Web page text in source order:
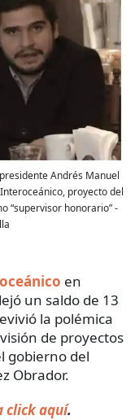
Andrés Manuel
proyecto del
“supervisor honorario”-
en
un saldo de 13
la polémica
de proyectos
gobierno del
Obrador.
click aquí.